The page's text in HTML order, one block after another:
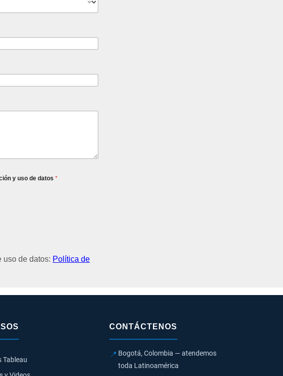
y uso de datos *
uso de datos: Política de
Tableau
CONTÁCTENOS
📍 Bogotá, Colombia — atendemos
toda Latinoamérica